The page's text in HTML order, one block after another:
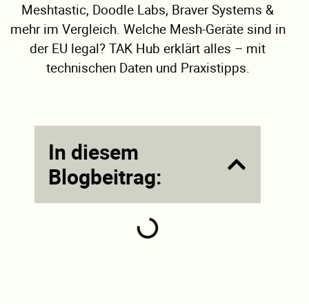
Meshtastic, Doodle Labs, Braver Systems &
mehr im Vergleich. Welche Mesh-Geräte sind in
der EU legal? TAK Hub erklärt alles – mit
technischen Daten und Praxistipps.
In diesem
Blogbeitrag: